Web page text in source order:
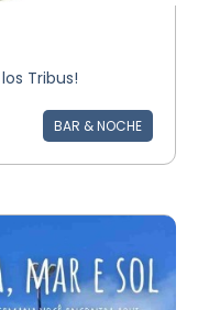
Tribus!
BAR & NOCHE